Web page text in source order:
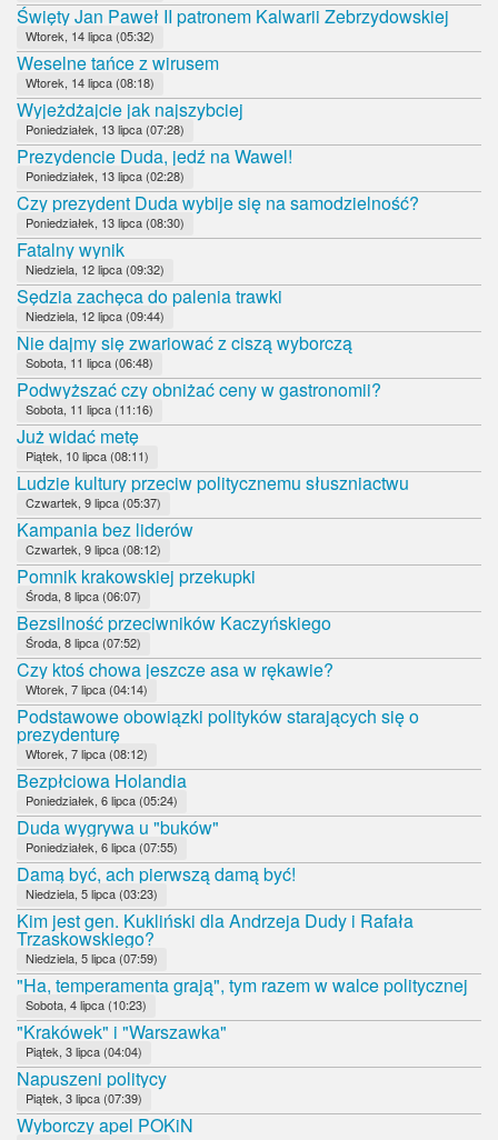
Święty Jan Paweł II patronem Kalwarii Zebrzydowskiej
Wtorek, 14 lipca (05:32)
Weselne tańce z wirusem
Wtorek, 14 lipca (08:18)
Wyjeżdżajcie jak najszybciej
Poniedziałek, 13 lipca (07:28)
Prezydencie Duda, jedź na Wawel!
Poniedziałek, 13 lipca (02:28)
Czy prezydent Duda wybije się na samodzielność?
Poniedziałek, 13 lipca (08:30)
Fatalny wynik
Niedziela, 12 lipca (09:32)
Sędzia zachęca do palenia trawki
Niedziela, 12 lipca (09:44)
Nie dajmy się zwariować z ciszą wyborczą
Sobota, 11 lipca (06:48)
Podwyższać czy obniżać ceny w gastronomii?
Sobota, 11 lipca (11:16)
Już widać metę
Piątek, 10 lipca (08:11)
Ludzie kultury przeciw politycznemu słuszniactwu
Czwartek, 9 lipca (05:37)
Kampania bez liderów
Czwartek, 9 lipca (08:12)
Pomnik krakowskiej przekupki
Środa, 8 lipca (06:07)
Bezsilność przeciwników Kaczyńskiego
Środa, 8 lipca (07:52)
Czy ktoś chowa jeszcze asa w rękawie?
Wtorek, 7 lipca (04:14)
Podstawowe obowiązki polityków starających się o
prezydenturę
Wtorek, 7 lipca (08:12)
Bezpłciowa Holandia
Poniedziałek, 6 lipca (05:24)
Duda wygrywa u "buków"
Poniedziałek, 6 lipca (07:55)
Damą być, ach pierwszą damą być!
Niedziela, 5 lipca (03:23)
Kim jest gen. Kukliński dla Andrzeja Dudy i Rafała
Trzaskowskiego?
Niedziela, 5 lipca (07:59)
"Ha, temperamenta grają", tym razem w walce politycznej
Sobota, 4 lipca (10:23)
"Krakówek" i "Warszawka"
Piątek, 3 lipca (04:04)
Napuszeni politycy
Piątek, 3 lipca (07:39)
Wyborczy apel POKiN